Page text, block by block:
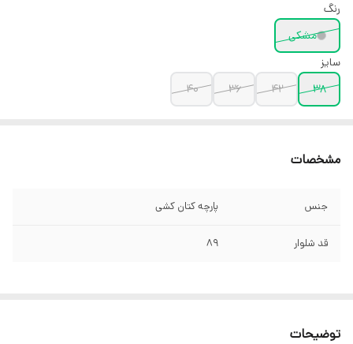
رنگ
مشکی
سایز
38
42
36
40
مشخصات
جنس پارچه کتان کشی
قد شلوار 89
توضیحات